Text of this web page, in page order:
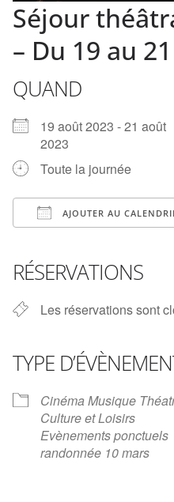
Séjour
– Du 19 au
QUAND
19 août 2023 - 21 août
2023
Toute la journée
AJOUTER AU
RÉSERVATIONS
Les réservations sont
TYPE
Cinéma Musique
Culture et Loisirs
Evènements ponctuels
randonnée 10 mars